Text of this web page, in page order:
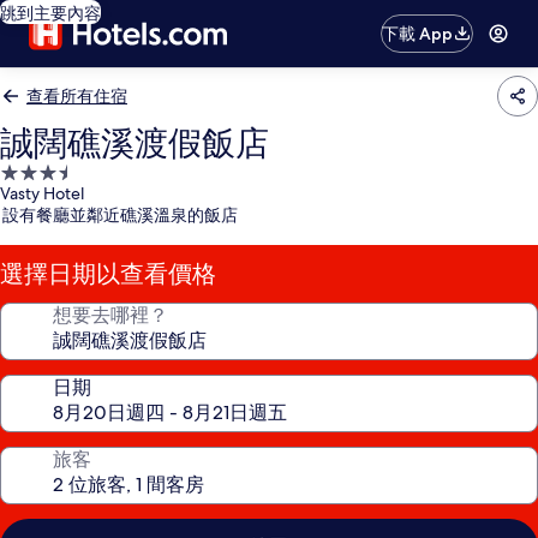
跳到主要內容
下載 App
查看所有住宿
誠闊礁溪渡假飯店
3.5
星
級
住
宿
Vasty Hotel
設有餐廳並鄰近礁溪溫泉的飯店
選擇日期以查看價格
想要去哪裡？
日期
旅客